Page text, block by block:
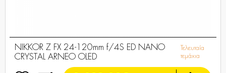
NIKKOR Z FX 24-120mm f/4S ED NANO
CRYSTAL ARNEO OLED
Τελευταία
τεμάχια